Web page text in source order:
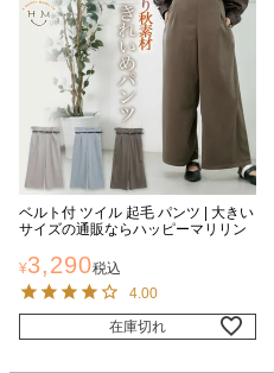
ベルト付 ツイル 起毛 パンツ | 大きい
サイズの通販ならハッピーマリリン
¥3,290税込
4.00
在庫切れ